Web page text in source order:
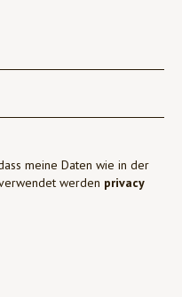
meine Daten wie in der
werden privacy